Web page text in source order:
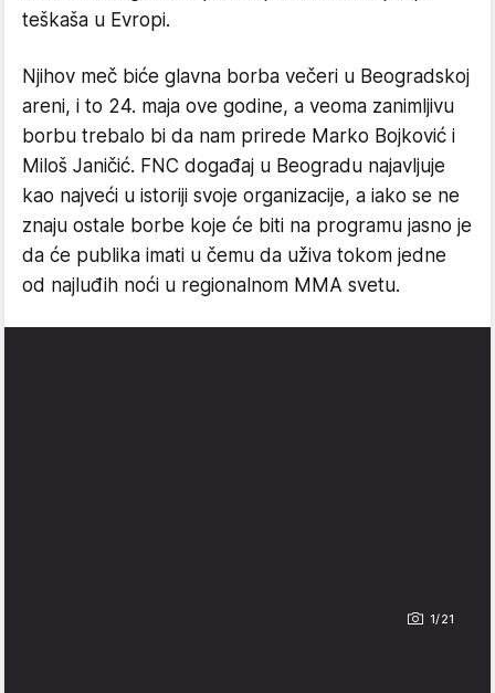
teškaša u Evropi.
Njihov meč biće glavna borba večeri u Beogradskoj
areni, i to 24. maja ove godine, a veoma zanimljivu
borbu trebalo bi da nam prirede Marko Bojković i
Miloš Janičić. FNC događaj u Beogradu najavljuje
kao najveći u istoriji svoje organizacije, a iako se ne
znaju ostale borbe koje će biti na programu jasno je
da će publika imati u čemu da uživa tokom jedne
od najluđih noći u regionalnom MMA svetu.
1/21